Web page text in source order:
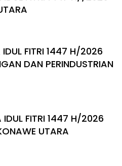
IDUL FITRI 1447 H/2026
DAN PERINDUSTRIAN
IDUL FITRI 1447 H/2026
UTARA